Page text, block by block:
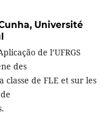
Université
de l’UFRGS
des
de FLE et sur les